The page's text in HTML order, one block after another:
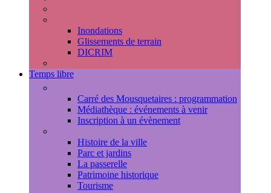
Inondations
Glissements de terrain
DICRIM
Temps libre
Carré des Mousquetaires : programmation
Médiathèque : événements à venir
Inscription à un évènement
Histoire de la ville
Parc et jardins
La passerelle
Patrimoine historique
Tourisme